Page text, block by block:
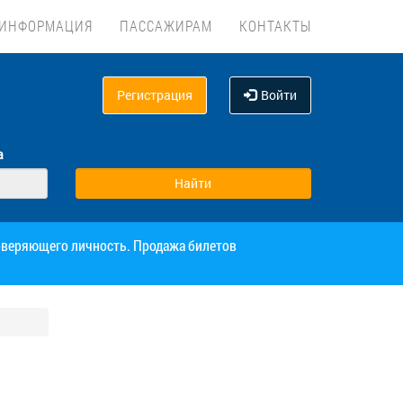
ПАССАЖИРАМ КОНТАКТЫ
Регистрация Войти
личность. Продажа билетов